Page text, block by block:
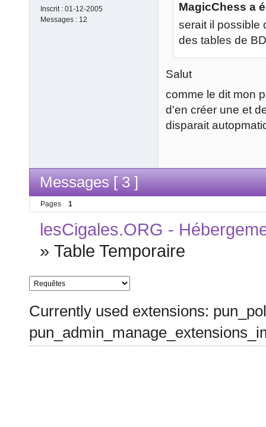
Inscrit : 01-12-2005
Messages : 12
MagicChess a
serait il possible
des tables de
Salut
comme le dit mon
d'en créer une et
disparait
Messages [ 3 ]
Pages 1
lesCigales.ORG -
»Table Temporaire
Currently used extensions: